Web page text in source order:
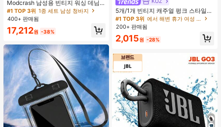
Modcrash 남성용 빈티지 워싱 데님
청바지, 루즈핏 와이드 레그 배기 스트
릿웨어 팬츠
#1 TOP 3위 1종 세트 남성 청바지
400+ 판매됨
17,212원 -38%
5개/1개 빈티지 캐주얼 펑크 스타일
여성용 실버 메탈 비대칭 라운드 디스
크 해머드 및 중공 매끄러운 표면 팔
찌, 일상 착용, 파티, 모임 및 여름 휴가
에 적합, 선물용
거의 매진!
#1 TOP 3위
에서 해변 휴가 여성 팔찌
거의 매진!
#1 TOP 3위
에서 해변 휴가 여성 팔찌
거의 매진!
#1 TOP 3위
거의 매진!
200+ 판매됨
2,015원 -28%